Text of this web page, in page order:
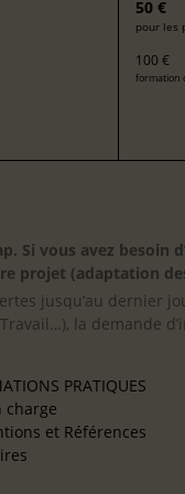
50 €
pour les
100 €
formation
Si vous avez
projet (adaptation
jusqu’au dernier
la demande
PRATIQUES
charge
et Références